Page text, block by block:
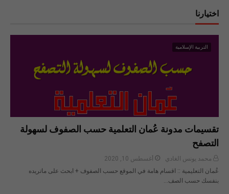
اختيارنا
التربية الإسلامية
تقسيمات مدونة عُمان التعلمية حسب الصفوف لسهولة
التصفح
محمد يونس الغادي
أغسطس 10, 2020
عُمان التعليمية :: اقسام هامة في الموقع حسب الصفوف + ابحث على ماتريده
بنفسك حسب الصف…